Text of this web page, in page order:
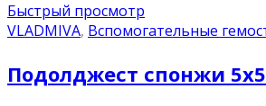
Быстрый просмотр
VLADMIVA, Вспомогательные
Подолджест спонжи